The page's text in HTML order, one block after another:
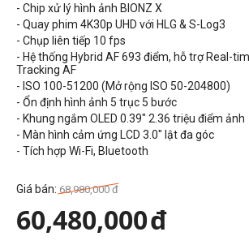
- Chip xử lý hình ảnh BIONZ X
- Quay phim 4K30p UHD với HLG & S-Log3
- Chụp liên tiếp 10 fps
- Hệ thống Hybrid AF 693 điểm, hỗ trợ Real-
Tracking AF
- ISO 100-51200 (Mở rộng ISO 50-204800)
- Ổn định hình ảnh 5 trục 5 bước
- Khung ngắm OLED 0.39" 2.36 triệu điểm ảnh
- Màn hình cảm ứng LCD 3.0" lật đa góc
- Tích hợp Wi-Fi, Bluetooth
Giá bán: 68,980,000 đ
60,480,000đ